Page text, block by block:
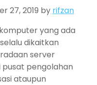
27, 2019 by rifzan
yang ada
dikaitkan
server
pengolahan
ataupun